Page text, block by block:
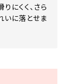
にくく、さら
いに落とせま